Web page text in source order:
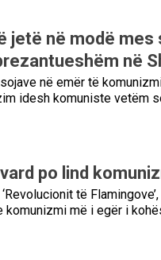
jetë në modë mes
në
në emër të
idesh komuniste vetëm
po lind
të
më i egër i